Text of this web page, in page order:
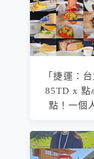
「捷運：
85TD x 點
點！一個